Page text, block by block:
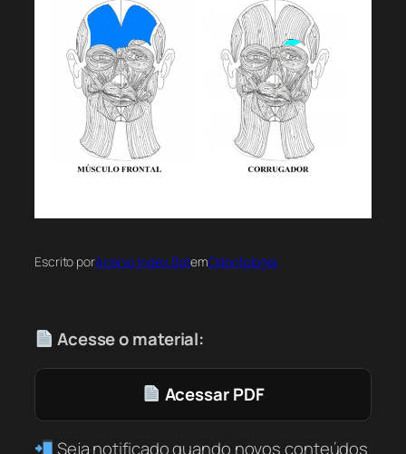
Escrito porAcervo Index BotemOdontologia
Acesse o material:
Acessar PDF
Seja notificado quando novos conteúdos